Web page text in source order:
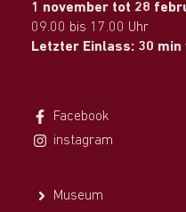
1 november tot 28
09.00 bis 17.00 Uhr
Letzter Einlass: 30 min
Facebook
instagram
Museum